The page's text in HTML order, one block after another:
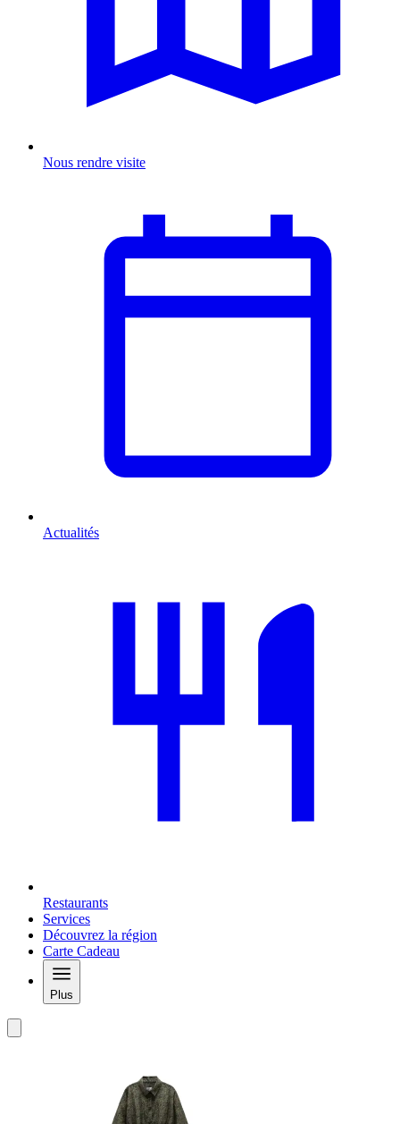
Nous rendre visite
Actualités
Restaurants
Services
Découvrez la région
Carte Cadeau
Plus